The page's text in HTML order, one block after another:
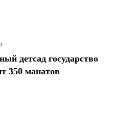
детсад государство
350 манатов